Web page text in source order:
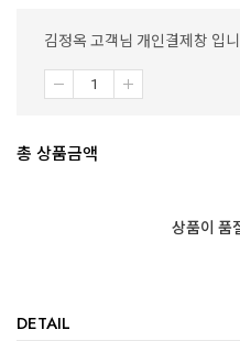
김정옥 고객님 개인결제창 입
총 상품금액
상품이 품
DETAIL